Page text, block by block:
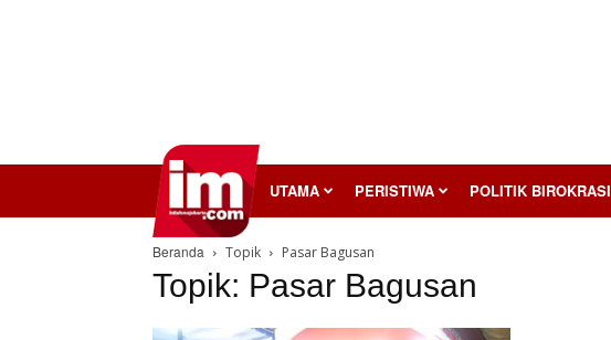
InilahMojokerto UTAMA PERISTIWA POLITIK BIROKRASI
Beranda Topik Pasar Bagusan
Topik: Pasar Bagusan